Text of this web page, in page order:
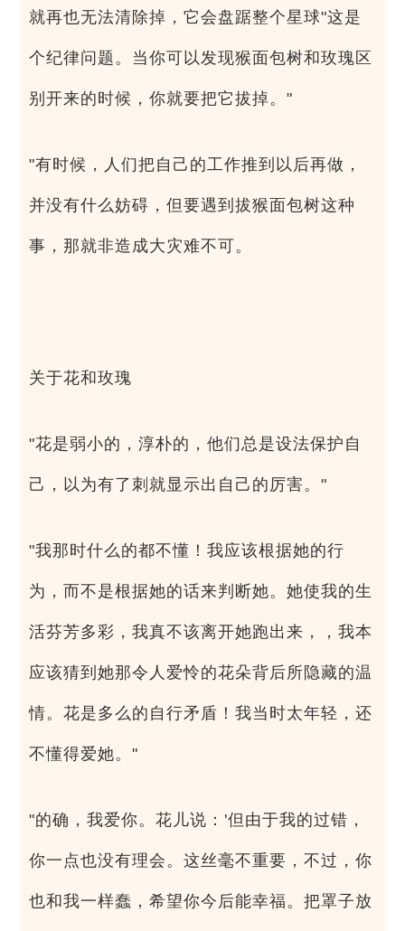
就再也无法清除掉，它会盘踞整个星球"这是
个纪律问题。当你可以发现猴面包树和玫瑰区
别开来的时候，你就要把它拔掉。"
"有时候，人们把自己的工作推到以后再做，
并没有什么妨碍，但要遇到拔猴面包树这种
事，那就非造成大灾难不可。
关于花和玫瑰
"花是弱小的，淳朴的，他们总是设法保护自
己，以为有了刺就显示出自己的厉害。"
"我那时什么的都不懂！我应该根据她的行
为，而不是根据她的话来判断她。她使我的生
活芬芳多彩，我真不该离开她跑出来，，我本
应该猜到她那令人爱怜的花朵背后所隐藏的温
情。花是多么的自行矛盾！我当时太年轻，还
不懂得爱她。"
"的确，我爱你。花儿说：'但由于我的过错，
你一点也没有理会。这丝毫不重要，不过，你
也和我一样蠢，希望你今后能幸福。把罩子放